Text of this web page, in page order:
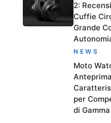
2:
Cuffie
Grande
NEWS
Moto
per
di Gamma